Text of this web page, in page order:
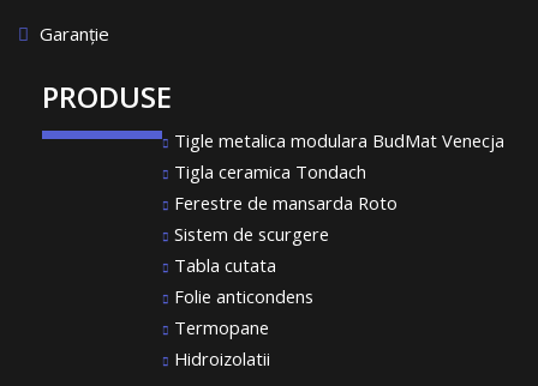
Garanție
PRODUSE
Tigle metalica modulara BudMat Venecja
Tigla ceramica Tondach
Ferestre de mansarda Roto
Sistem de scurgere
Tabla cutata
Folie anticondens
Termopane
Hidroizolatii